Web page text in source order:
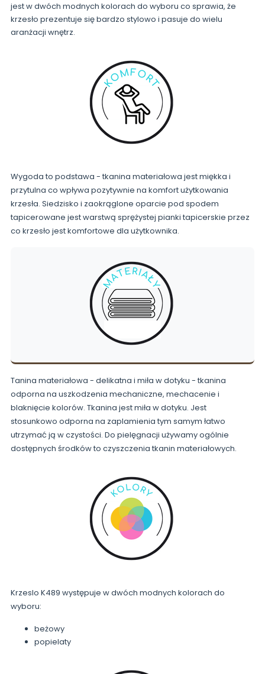
jest w dwóch modnych kolorach do wyboru co sprawia, że
krzesło prezentuje się bardzo stylowo i pasuje do wielu
aranżacji wnętrz.
Wygoda to podstawa - tkanina materiałowa jest miękka i
przytulna co wpływa pozytywnie na komfort użytkowania
krzesła. Siedzisko i zaokrąglone oparcie pod spodem
tapicerowane jest warstwą sprężystej pianki tapicerskie przez
co krzesło jest komfortowe dla użytkownika.
Tanina materiałowa - delikatna i miła w dotyku - tkanina
odporna na uszkodzenia mechaniczne, mechacenie i
blaknięcie kolorów. Tkanina jest miła w dotyku. Jest
stosunkowo odporna na zaplamienia tym samym łatwo
utrzymać ją w czystości. Do pielęgnacji używamy ogólnie
dostępnych środków to czyszczenia tkanin materiałowych.
Krzeslo K489 występuje w dwóch modnych kolorach do
wyboru:
beżowy
popielaty